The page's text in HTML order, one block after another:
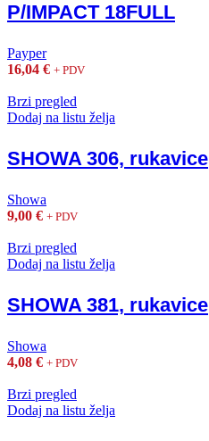
P/IMPACT 18FULL
Payper
16,04 € + PDV
Brzi pregled
Dodaj na listu želja
SHOWA 306, rukavice
Showa
9,00 € + PDV
Brzi pregled
Dodaj na listu želja
SHOWA 381, rukavice
Showa
4,08 € + PDV
Brzi pregled
Dodaj na listu želja